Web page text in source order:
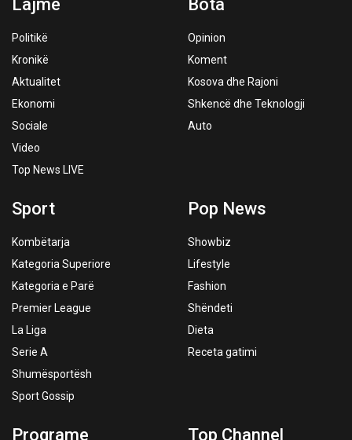
Lajme
Politikë
Kronikë
Aktualitet
Ekonomi
Sociale
Video
Top News LIVE
Bota
Opinion
Koment
Kosova dhe Rajoni
Shkencë dhe Teknologji
Auto
Sport
Kombëtarja
Kategoria Superiore
Kategoria e Parë
Premier League
La Liga
Serie A
Shumësportësh
Sport Gossip
Pop News
Showbiz
Lifestyle
Fashion
Shëndeti
Dieta
Receta gatimi
Programe Top Channel